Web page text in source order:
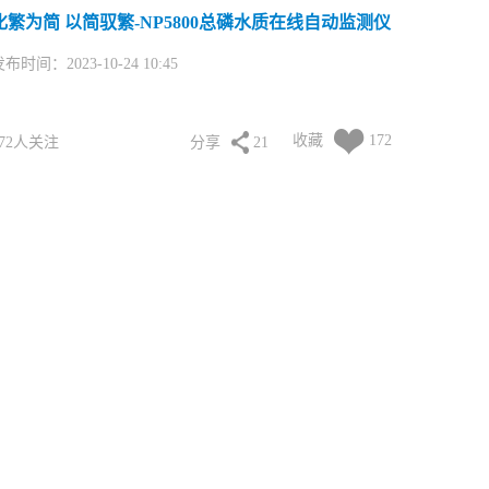
繁为简 以简驭繁-NP5800总磷水质在线自动监测仪
布时间：2023-10-24 10:45
人关注 分享 21 收藏 172